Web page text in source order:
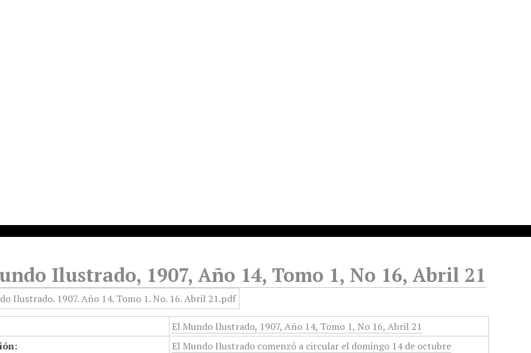
Ilustrado, 1907, Año 14, Tomo 1, No 16, Abril 21
El Mundo Ilustrado, 1907, Año 14, Tomo 1, No 16, Abril 21
El Mundo Ilustrado comenzó a circular el domingo 14 de octubre